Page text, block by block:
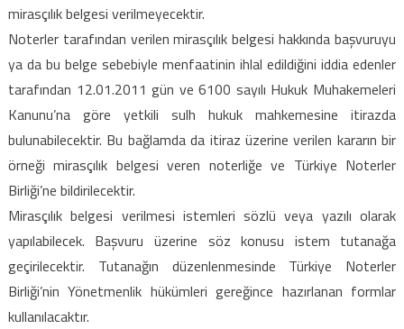
mirasçılık belgesi verilmeyecektir.
Noterler tarafından verilen mirasçılık belgesi hakkında başvuruyu
ya da bu belge sebebiyle menfaatinin ihlal edildiğini iddia edenler
tarafından 12.01.2011 gün ve 6100 sayılı Hukuk Muhakemeleri
Kanunu’na göre yetkili sulh hukuk mahkemesine itirazda
bulunabilecektir. Bu bağlamda da itiraz üzerine verilen kararın bir
örneği mirasçılık belgesi veren noterliğe ve Türkiye Noterler
Birliği’ne bildirilecektir.
Mirasçılık belgesi verilmesi istemleri sözlü veya yazılı olarak
yapılabilecek. Başvuru üzerine söz konusu istem tutanağa
geçirilecektir. Tutanağın düzenlenmesinde Türkiye Noterler
Birliği’nin Yönetmenlik hükümleri gereğince hazırlanan formlar
kullanılacaktır.